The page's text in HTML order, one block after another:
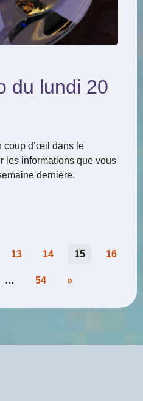
du lundi 20
coup d’œil dans le
les informations que vous
dernière.
13 14 15 16
… 54 »